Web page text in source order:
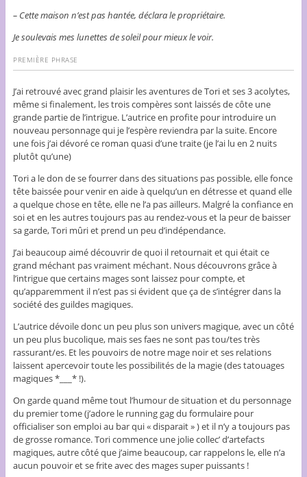
– Cette maison n’est pas hantée, déclara le propriétaire.
Je soulevais mes lunettes de soleil pour mieux le voir.
PREMIÈRE PHRASE
J’ai retrouvé avec grand plaisir les aventures de Tori et ses 3 acolytes,
même si finalement, les trois compères sont laissés de côte une
grande partie de l’intrigue. L’autrice en profite pour introduire un
nouveau personnage qui je l’espère reviendra par la suite. Encore
une fois j’ai dévoré ce roman quasi d’une traite (je l’ai lu en 2 nuits
plutôt qu’une)
Tori a le don de se fourrer dans des situations pas possible, elle fonce
tête baissée pour venir en aide à quelqu’un en détresse et quand elle
a quelque chose en tête, elle ne l’a pas ailleurs. Malgré la confiance en
soi et en les autres toujours pas au rendez-vous et la peur de baisser
sa garde, Tori mûri et prend un peu d’indépendance.
J’ai beaucoup aimé découvrir de quoi il retournait et qui était ce
grand méchant pas vraiment méchant. Nous découvrons grâce à
l’intrigue que certains mages sont laissez pour compte, et
qu’apparemment il n’est pas si évident que ça de s’intégrer dans la
société des guildes magiques.
L’autrice dévoile donc un peu plus son univers magique, avec un côté
un peu plus bucolique, mais ses faes ne sont pas tou/tes très
rassurant/es. Et les pouvoirs de notre mage noir et ses relations
laissent apercevoir toute les possibilités de la magie (des tatouages
magiques *___* !).
On garde quand même tout l’humour de situation et du personnage
du premier tome (j’adore le running gag du formulaire pour
officialiser son emploi au bar qui « disparait » ) et il n’y a toujours pas
de grosse romance. Tori commence une jolie collec’ d’artefacts
magiques, autre côté que j’aime beaucoup, car rappelons le, elle n’a
aucun pouvoir et se frite avec des mages super puissants !